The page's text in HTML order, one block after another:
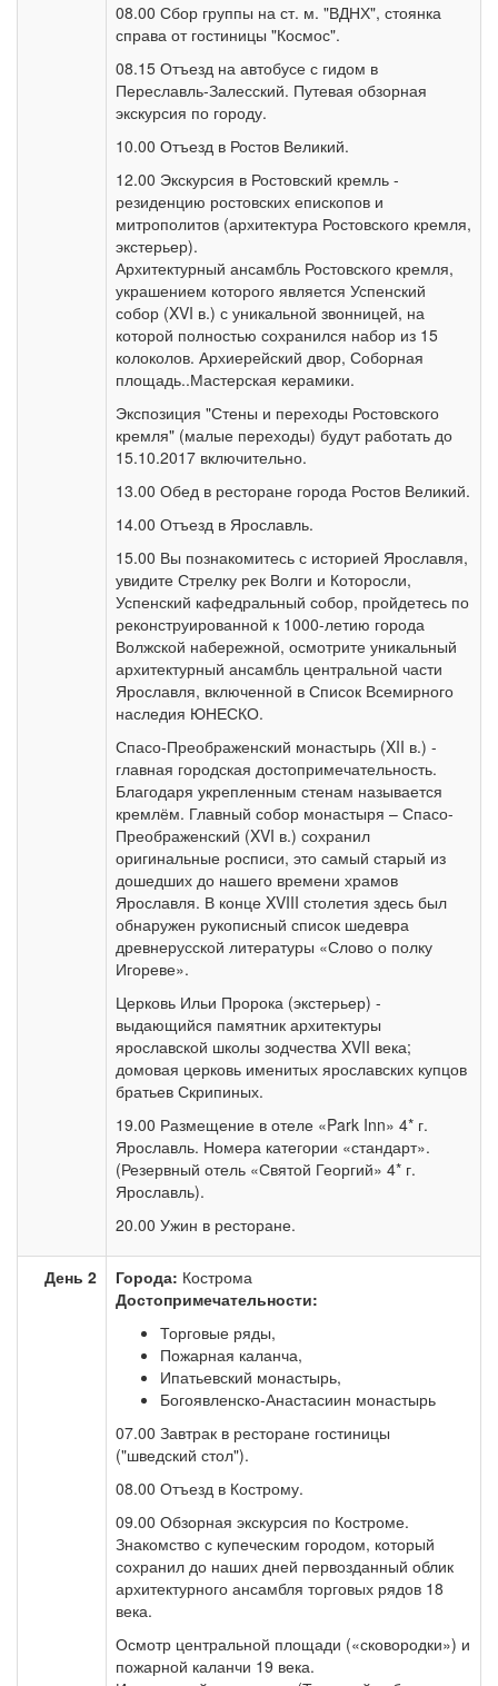
08.00 Сбор группы на ст. м. "ВДНХ", стоянка
справа от гостиницы "Космос".
08.15 Отъезд на автобусе с гидом в
Переславль-Залесский. Путевая обзорная
экскурсия по городу.
10.00 Отъезд в Ростов Великий.
12.00 Экскурсия в Ростовский кремль -
резиденцию ростовских епископов и
митрополитов (архитектура Ростовского кремля,
экстерьер).
Архитектурный ансамбль Ростовского кремля,
украшением которого является Успенский
собор (XVI в.) с уникальной звонницей, на
которой полностью сохранился набор из 15
колоколов. Архиерейский двор, Соборная
площадь..Мастерская керамики.
Экспозиция "Стены и переходы Ростовского
кремля" (малые переходы) будут работать до
15.10.2017 включительно.
13.00 Обед в ресторане города Ростов Великий.
14.00 Отъезд в Ярославль.
15.00 Вы познакомитесь с историей Ярославля,
увидите Стрелку рек Волги и Которосли,
Успенский кафедральный собор, пройдетесь по
реконструированной к 1000-летию города
Волжской набережной, осмотрите уникальный
архитектурный ансамбль центральной части
Ярославля, включенной в Список Всемирного
наследия ЮНЕСКО.
Спасо-Преображенский монастырь (XII в.) -
главная городская достопримечательность.
Благодаря укрепленным стенам называется
кремлём. Главный собор монастыря – Спасо-
Преображенский (XVI в.) сохранил
оригинальные росписи, это самый старый из
дошедших до нашего времени храмов
Ярославля. В конце XVIII столетия здесь был
обнаружен рукописный список шедевра
древнерусской литературы «Слово о полку
Игореве».
Церковь Ильи Пророка (экстерьер) -
выдающийся памятник архитектуры
ярославской школы зодчества XVII века;
домовая церковь именитых ярославских купцов
братьев Скрипиных.
19.00 Размещение в отеле «Park Inn» 4* г.
Ярославль. Номера категории «стандарт».
(Резервный отель «Святой Георгий» 4* г.
Ярославль).
20.00 Ужин в ресторане.
День 2 Города: Кострома
Достопримечательности:
Торговые ряды,
Пожарная каланча,
Ипатьевский монастырь,
Богоявленско-Анастасиин монастырь
07.00 Завтрак в ресторане гостиницы
("шведский стол").
08.00 Отъезд в Кострому.
09.00 Обзорная экскурсия по Костроме.
Знакомство с купеческим городом, который
сохранил до наших дней первозданный облик
архитектурного ансамбля торговых рядов 18
века.
Осмотр центральной площади («сковородки») и
пожарной каланчи 19 века.